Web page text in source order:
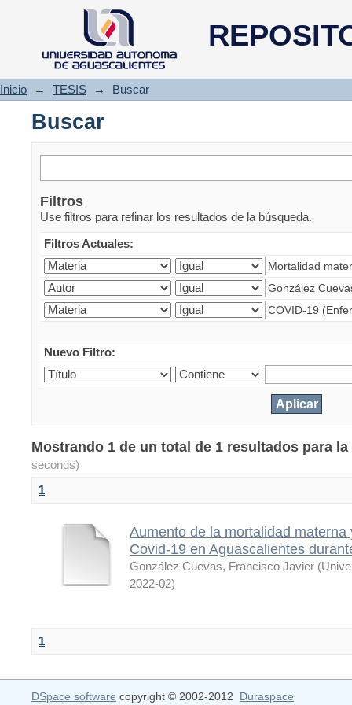
Buscar
Inicio → TESIS → Buscar
Buscar
Filtros
Use filtros para refinar los resultados de la búsqueda.
Filtros Actuales:
Nuevo Filtro:
Mostrando 1 de un total de 1 resultados para
seconds)
1
Aumento de la mortalidad
Covid-19 en Aguascalientes
González Cuevas, Francisco Javier (
2022-02)
1
DSpace software copyright © 2002-2012 Duraspace